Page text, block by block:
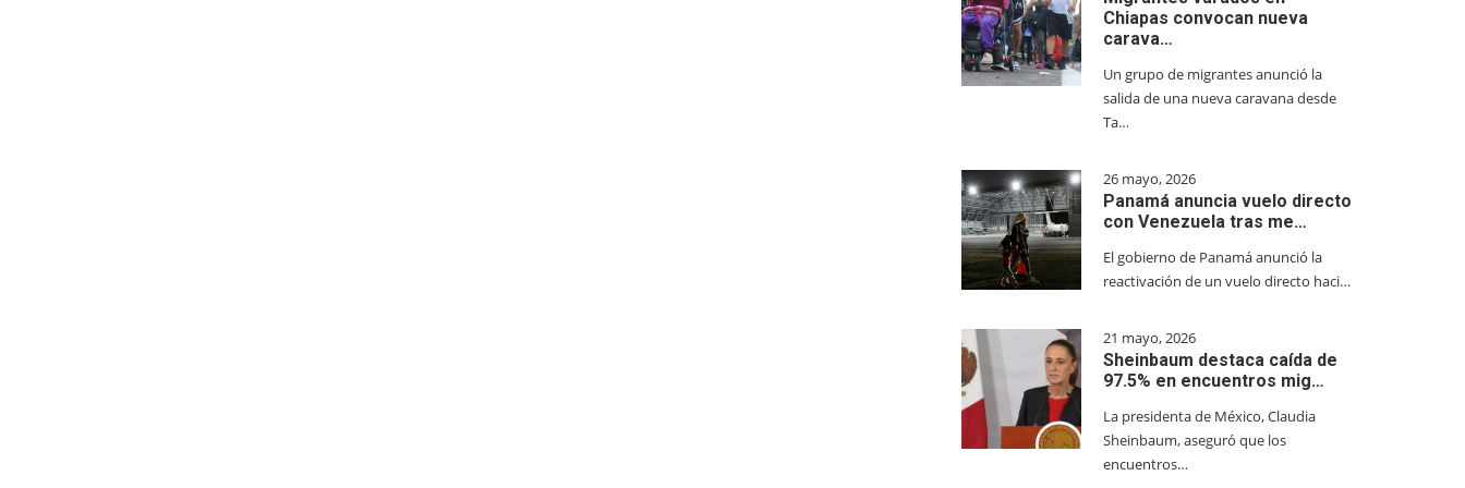
Chiapas convocan nueva
carava…
Un grupo de migrantes anunció la
salida de una nueva caravana desde
Ta…
26 mayo, 2026
Panamá anuncia vuelo directo
con Venezuela tras me…
El gobierno de Panamá anunció la
reactivación de un vuelo directo haci…
21 mayo, 2026
Sheinbaum destaca caída de
97.5% en encuentros mig…
La presidenta de México, Claudia
Sheinbaum, aseguró que los
encuentros…